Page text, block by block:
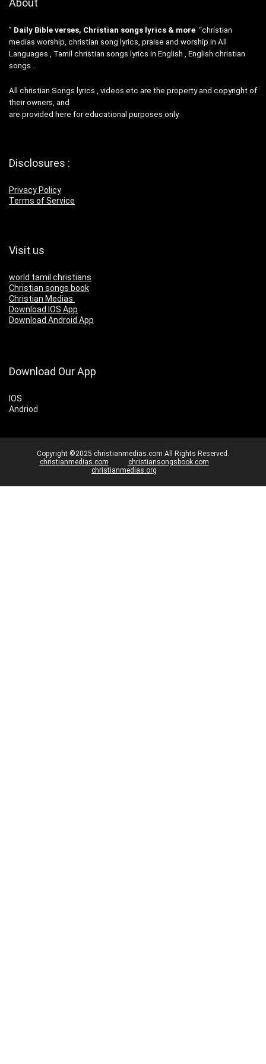
About
” Daily Bible verses, Christian songs lyrics & more “christian
medias worship, christian song lyrics, praise and worship in All
Languages , Tamil christian songs lyrics in English , English christian
songs .
All christian Songs lyrics , videos etc are the property and copyright of
their owners, and
are provided here for educational purposes only.
Disclosures :
Privacy Policy
Terms of Service
Visit us
world tamil christians
Christian songs book
Christian Medias
Download IOS App
Download Android App
Download Our App
IOS
Andriod
Copyright ©2025 christianmedias.com All Rights Reserved.
christianmedias.com
christiansongsbook.com
christianmedias.org